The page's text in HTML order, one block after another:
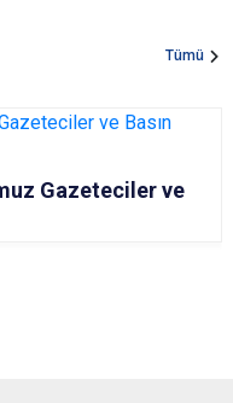
Tümü
Gazeteciler ve